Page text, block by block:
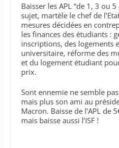
Baisser les APL “de 1, 3 ou 5
sujet, martèle le chef de
mesures décidées en
les finances des étudiants :
inscriptions, des logements
universitaire, réforme des
et du logement étudiant
prix.
Sont ennemie ne semble
mais plus son ami au
Macron. Baisse de l’APL de
mais baisse aussi l’ISF !